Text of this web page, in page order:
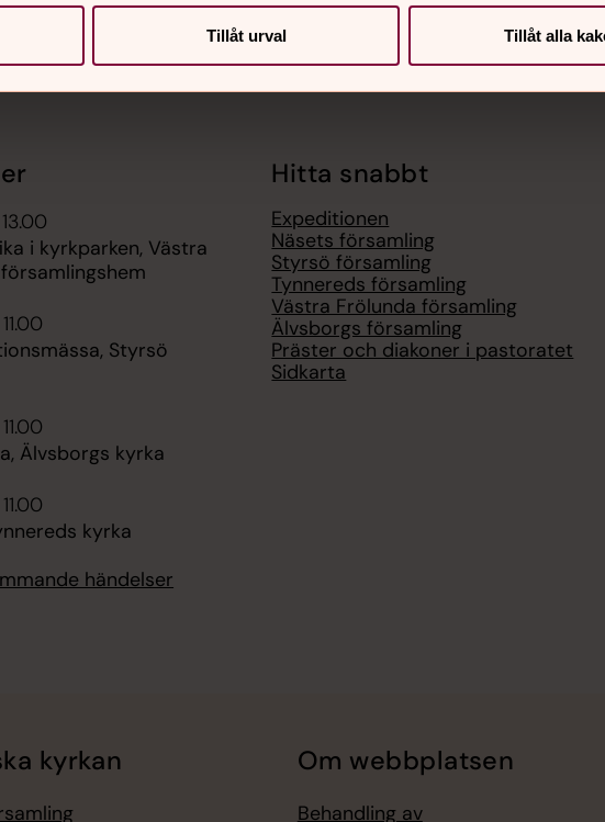
Tillåt urval Tillåt alla
i kyrkparken, Västra
Styrsö
Älvsborgs kyrka
kyrka
händelser
Hitta snabbt
Expeditionen
Näsets församling
Styrsö församling
Tynnereds församling
Västra Frölunda församling
Älvsborgs församling
Präster och diakoner i pastoratet
Sidkarta
kyrkan Om webbplatsen
Behandling av